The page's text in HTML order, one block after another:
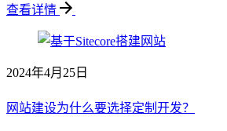
查看详情
2024年4月25日
网站建设为什么要选择定制开发？